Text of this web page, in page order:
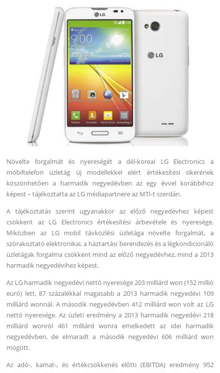
Növelte forgalmát és nyereségét a dél-koreai LG Electronics a
mobiltelefon üzletág új modellekkel elért értékesítési sikerének
köszönhetően a harmadik negyedévben az egy évvel korábbihoz
képest – tájékoztatta az LG médiapartnere az MTI-t szerdán.
A tájékoztatás szerint ugyanakkor az előző negyedévhez képest
csökkent az LG Electronics értékesítési árbevétele és nyeresége.
Miközben az LG mobil távközlési üzletága növelte forgalmát, a
szórakoztató elektronikai, a háztartási berendezés és a légkondicionáló
üzletágak forgalma csökkent mind az előző negyedévhez, mind a 2013
harmadik negyedévihez képest.
Az LG harmadik negyedévi nettó nyeresége 203 milliárd won (152 millió
euró) lett, 87 százalékkal magasabb a 2013 harmadik negyedévi 109
milliárd wonnál. A második negyedévben 412 milliárd won volt az LG
nettó nyeresége. Az üzleti eredmény a 2013 harmadik negyedévi 218
milliárd wonról 461 milliárd wonra emelkedett az idei harmadik
negyedévben, de elmaradt a második negyedévi 606 milliárd won
mögött.
Az adó-, kamat-, és értékcsökkenés előtti (EBITDA) eredmény 952